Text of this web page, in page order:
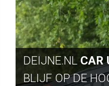
DEIJNE.NL CAR
BLIJF OP DE